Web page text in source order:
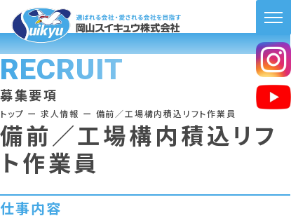
RECRUIT
募集要項
トップ ー 求人情報 ー 備前／工場構内積込リフト作業員
備前／工場構内積込リフ
ト作業員
仕事内容